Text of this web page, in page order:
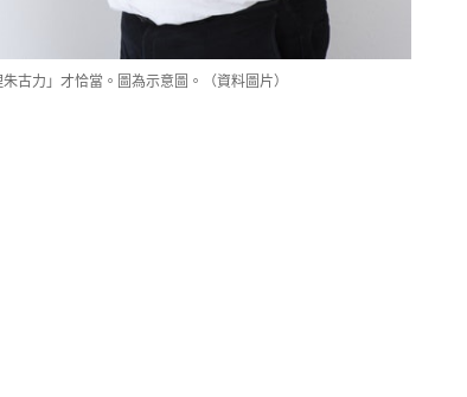
古力」才恰當。圖為示意圖。（資料圖片）